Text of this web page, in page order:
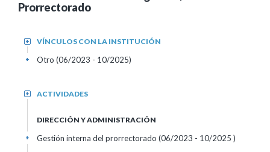
Prorrectorado
VÍNCULOS CON LA INSTITUCIÓN
+
Otro (06/2023 - 10/2025)
+
ACTIVIDADES
+
DIRECCIÓN Y ADMINISTRACIÓN
Gestión interna del prorrectorado (06/2023 - 10/2025 )
+